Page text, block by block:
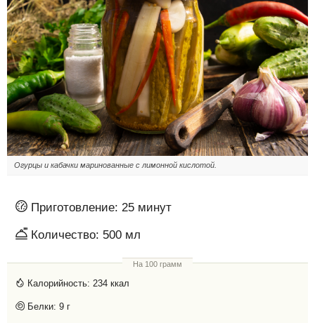
Огурцы и кабачки маринованные с лимонной кислотой.
Приготовление: 25 минут
Количество: 500 мл
На 100 грамм
Калорийность: 234 ккал
Белки: 9 г